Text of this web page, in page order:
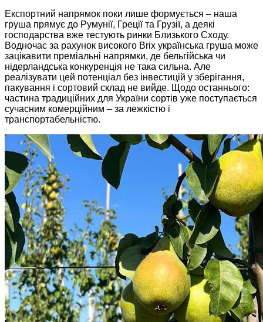
Експортний напрямок поки лише формується – наша
груша прямує до Румунії, Греції та Грузії, а деякі
господарства вже тестують ринки Близького Сходу.
Водночас за рахунок високого Brix українська груша може
зацікавити преміальні напрямки, де бельгійська чи
нідерландська конкуренція не така сильна. Але
реалізувати цей потенціал без інвестицій у зберігання,
пакування і сортовий склад не вийде. Щодо останнього:
частина традиційних для України сортів уже поступається
сучасним комерційним – за лежкістю і
транспортабельністю.